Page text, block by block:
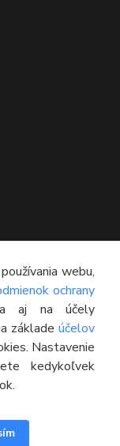
webu,
ochrany
aj na účely
základeúčelov
Nastavenie
kedykoľvek